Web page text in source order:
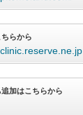
らから
加はこちらから